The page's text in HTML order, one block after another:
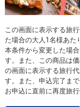
この画面に表示する旅
た場合の大人1名様あた
本条件から変更した場
す。また、この商品は
の画面に表示する旅行
す。また、申込完了ま
お申込に直前に再度旅